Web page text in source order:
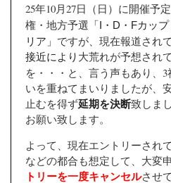
25年10月 27日（日）に開催予
権・地方予選 「I ・ D ・ Fカップ
リア」
ですが、現在報道され
接近により 大荒れが予想され
を・・・と、言う声もあり、 3
いを重ねてまいりましたが、
止むを得ず延期を決断致しま
お願い致します。
よって、現在エントリーされ
などの都合も想定して、大変
トリーを一度キャンセルさせ